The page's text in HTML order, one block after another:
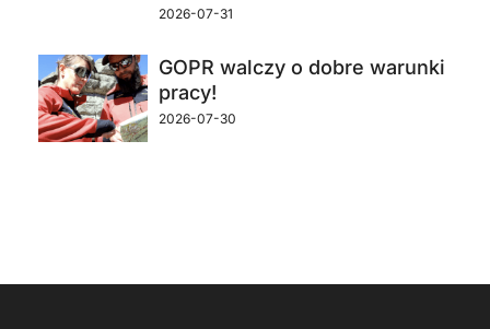
2026-07-31
GOPR walczy o dobre warunki
pracy!
2026-07-30